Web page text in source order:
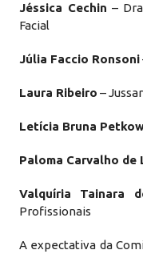
Jéssica Cechin –
Facial
Júlia Faccio Ronsoni
Laura Ribeiro –
Letícia Bruna
Paloma Carvalho de
Valquíria Tainara
Profissionais
A expectativa da